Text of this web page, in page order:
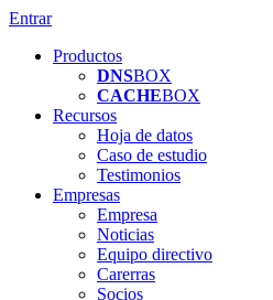
Entrar
Productos
DNSBOX
CACHEBOX
Recursos
Hoja de datos
Caso de estudio
Testimonios
Empresas
Empresa
Noticias
Equipo directivo
Carerras
Socios